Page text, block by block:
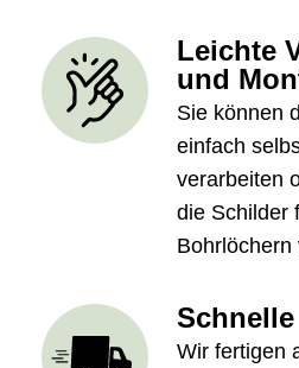
Leichte
und
Sie können
einfach
verarbeiten
die Schilder
Bohrlöchern
Wir fertigen